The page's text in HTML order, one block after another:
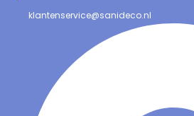
klantenservice@sanideco.nl